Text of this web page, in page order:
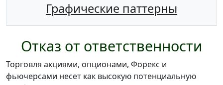
Графические паттерны
Отказ от ответственности
Торговля акциями, опционами, Форекс и
фьючерсами несет как высокую потенциальную